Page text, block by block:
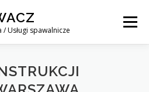
Usługi spawalnicze
Menu
BLOG